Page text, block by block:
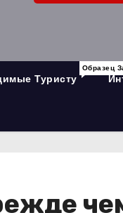
Туристу
Образец